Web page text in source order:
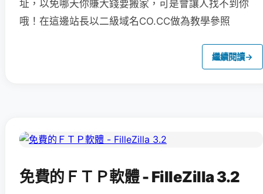
址，以免哪天你賺大錢要搬家，可是會讓人找不到你
哦！在這邊站長以二級域名CO.CC做為教學參照
繼續閱讀→
免費的ＦＴＰ軟體 - FilleZilla 3.2